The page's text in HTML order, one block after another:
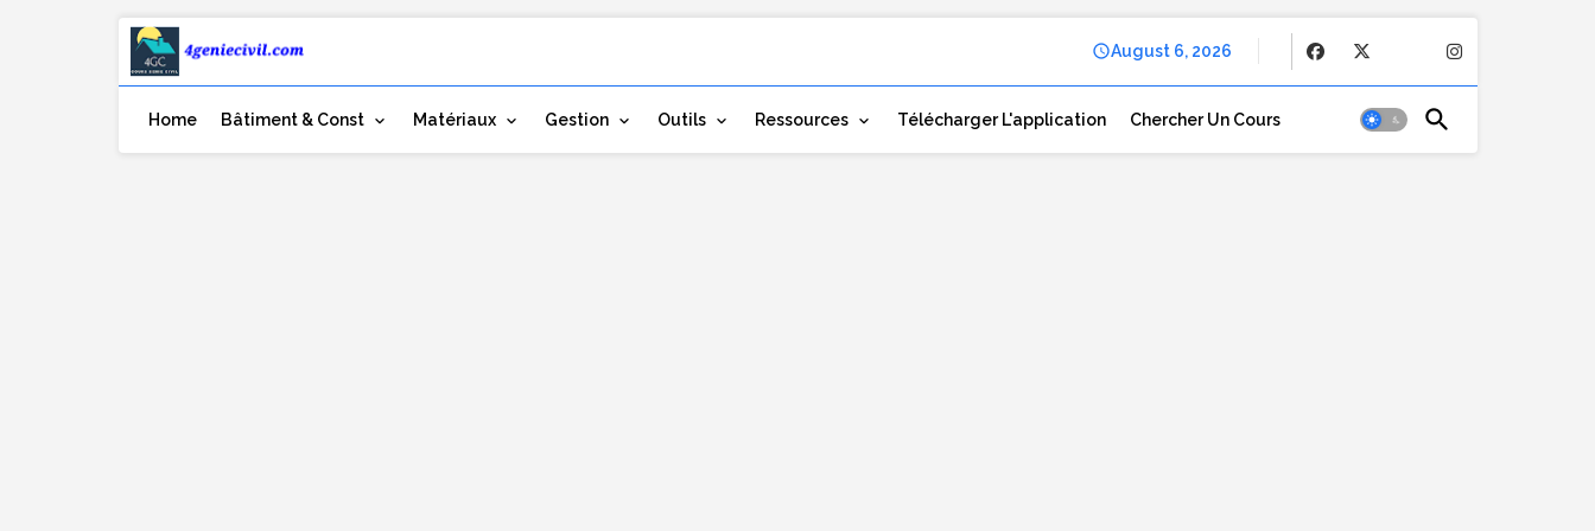
August 6, 2026
Home Bâtiment & Const Matériaux Gestion Outils Ressources Télécharger L'application Chercher Un Cours